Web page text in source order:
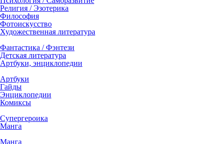
Религия / Эзотерика
Философия
Фотоискусство
Художественная литература
Фантастика / Фэнтези
Детская литература
Артбуки, энциклопедии
Артбуки
Гайды
Энциклопедии
Комиксы
Супергероика
Манга
Манга